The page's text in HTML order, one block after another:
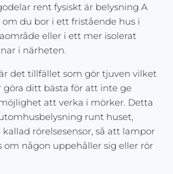
rent fysiskt är belysning A
om du bor i ett fristående hus i
eller i ett mer isolerat
i närheten.
det tillfället som gör tjuven vilket
ditt bästa för att inte ge
att verka i mörker. Detta
runt huset,
kallad rörelsesensor, så att lampor
någon uppehåller sig eller rör